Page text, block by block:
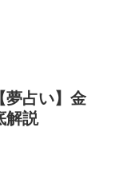
夢占い】金
解説